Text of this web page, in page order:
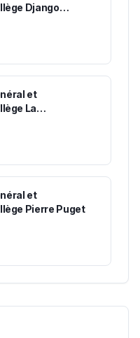
Django
et
La
et
Pierre Puget